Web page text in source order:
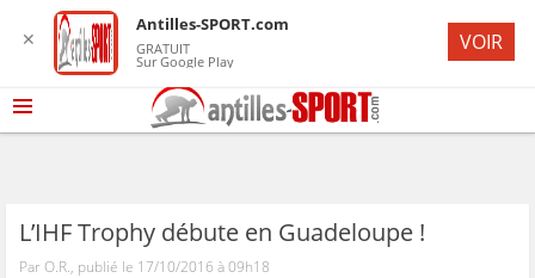
L’IHF Trophy débute en Guadeloupe !
Par O.R., publié le 17/10/2016 à 09h18
✕
Antilles-SPORT.com
GRATUIT
Sur Google Play
VOIR